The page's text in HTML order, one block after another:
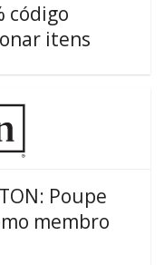
código
itens
Poupe
membro